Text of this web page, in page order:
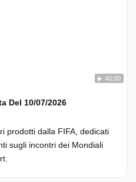
40:00
Del 10/07/2026
prodotti dalla FIFA, dedicati
sugli incontri dei Mondiali